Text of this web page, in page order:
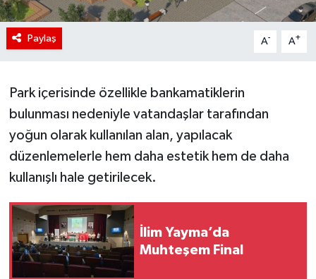
Paylaş A- A+
Park içerisinde özellikle bankamatiklerin
bulunması nedeniyle vatandaşlar tarafından
yoğun olarak kullanılan alan, yapılacak
düzenlemelerle hem daha estetik hem de daha
kullanışlı hale getirilecek.
İlim Yayma’da
Muhteşem Final